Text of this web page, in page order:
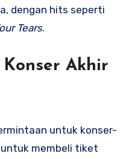
dengan hits seperti
Tears.
Akhir
untuk konser-
membeli tiket